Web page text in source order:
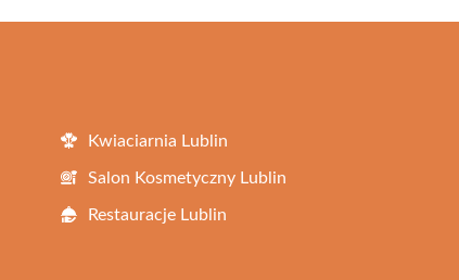
Kwiaciarnia Lublin
Salon Kosmetyczny Lublin
Restauracje Lublin